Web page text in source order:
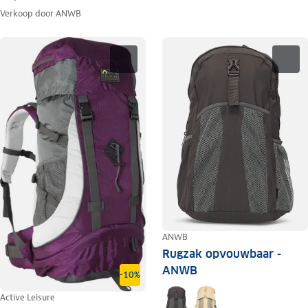
Verkoop doorANWB
-10%
Active Leisure
ANWB
Rugzak opvouwbaar -
ANWB